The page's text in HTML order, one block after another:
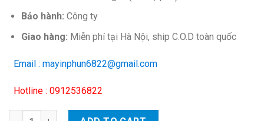
Bảo hành: Công ty
Giao hàng: Miễn phí tại Hà Nội, ship C.O.D toàn quốc
Email : mayinphun6822@gmail.com
Hotline : 0912536822
Mực đổ Toshiba e3500c/ e4500c/ e5500c/ e6520c/ e6530c/